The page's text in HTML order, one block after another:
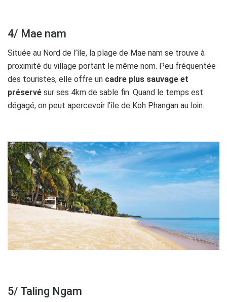
4/ Mae nam
Située au Nord de l’île, la plage de Mae nam se trouve à
proximité du village portant le même nom. Peu fréquentée
des touristes, elle offre un cadre plus sauvage et
préservé sur ses 4km de sable fin. Quand le temps est
dégagé, on peut apercevoir l’île de Koh Phangan au loin.
5/ Taling Ngam